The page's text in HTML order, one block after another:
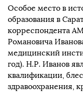
Особое место в
образования в
корреспондента
Романовича
медицинский
год). Н.Р. Иванов
квалификации,
здравоохранения,